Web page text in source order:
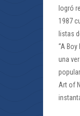
logró
1987
listas
“A
una
Art of